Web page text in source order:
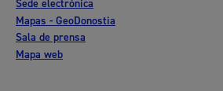
Sede electrónica
Mapas - GeoDonostia
Sala de prensa
Mapa web